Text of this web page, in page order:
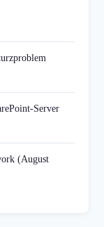
Server
(August